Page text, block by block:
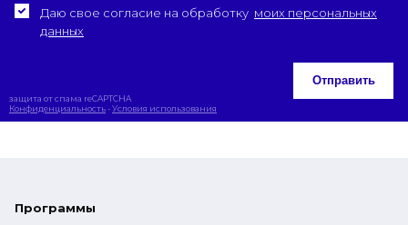
Даю свое согласие на обработку моих персональных
данных
Отправить
защита от спама reCAPTCHA
Конфиденциальность-Условия использования
Программы